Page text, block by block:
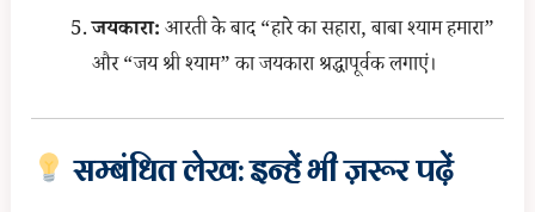
जयकारा:आरती के बाद “हारे का सहारा, बाबा श्याम हमारा”
और “जय श्री श्याम” का जयकारा श्रद्धापूर्वक लगाएं।
सम्बंधित लेख: इन्हें भी ज़रूर पढ़ें